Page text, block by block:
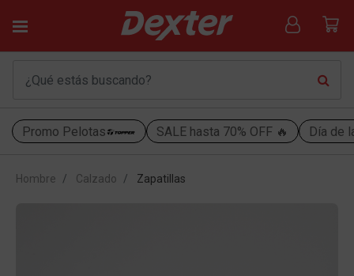
Promo Pelotas SALE hasta 70% OFF 🔥 Día de
Hombre Calzado Zapatillas